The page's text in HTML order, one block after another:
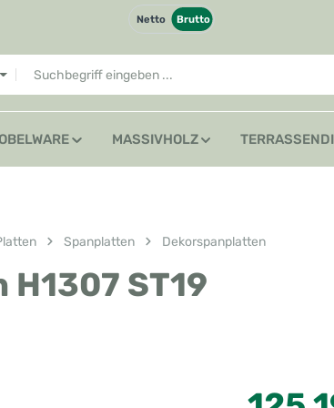
Netto Brutto
MASSIVHOLZ
Spanplatten Dekorspanplatten
ST19
Regulärer